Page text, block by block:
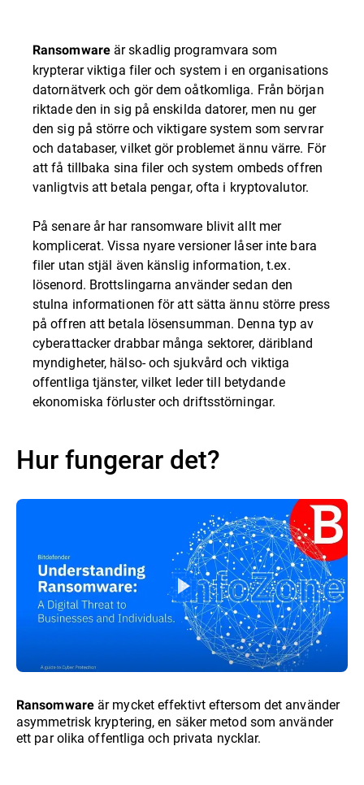
Ransomwareär skadlig programvara som
krypterar viktiga filer och system i en organisations
datornätverk och gör dem oåtkomliga. Från början
riktade den in sig på enskilda datorer, men nu ger
den sig på större och viktigare system som servrar
och databaser, vilket gör problemet ännu värre. För
att få tillbaka sina filer och system ombeds offren
vanligtvis att betala pengar, ofta i kryptovalutor.
På senare år har ransomware blivit allt mer
komplicerat. Vissa nyare versioner låser inte bara
filer utan stjäl även känslig information, t.ex.
lösenord. Brottslingarna använder sedan den
stulna informationen för att sätta ännu större press
på offren att betala lösensumman. Denna typ av
cyberattacker drabbar många sektorer, däribland
myndigheter, hälso- och sjukvård och viktiga
offentliga tjänster, vilket leder till betydande
ekonomiska förluster och driftsstörningar.
Hur fungerar det?
Ransomwareär mycket effektivt eftersom det använder
asymmetrisk kryptering, en säker metod som använder
ett par olika offentliga och privata nycklar.